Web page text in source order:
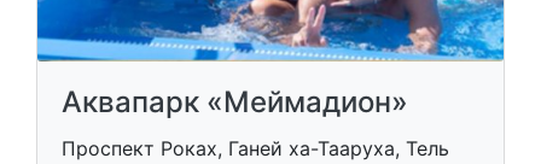
Аквапарк «Меймадион»
Проспект Роках, Ганей ха-Тааруха, Тель